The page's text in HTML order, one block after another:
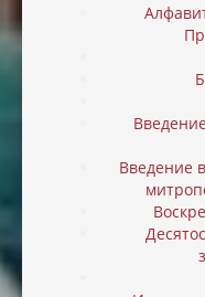
Введение